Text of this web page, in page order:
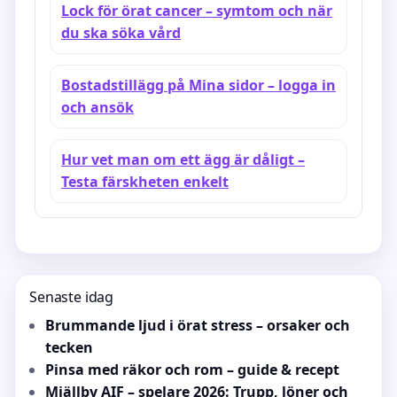
Lock för örat cancer – symtom och när
du ska söka vård
Bostadstillägg på Mina sidor – logga in
och ansök
Hur vet man om ett ägg är dåligt –
Testa färskheten enkelt
Senaste idag
Brummande ljud i örat stress – orsaker och
tecken
Pinsa med räkor och rom – guide & recept
Mjällby AIF – spelare 2026: Trupp, löner och